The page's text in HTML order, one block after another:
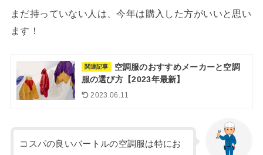
まだ持っていない人は、今年は購入した方がいいと思い
ます！
関連記事
空調服のおすすめメーカーと空調
服の選び方【2023年最新】
2023.06.11
コスパの良いバートルの空調服は特にお